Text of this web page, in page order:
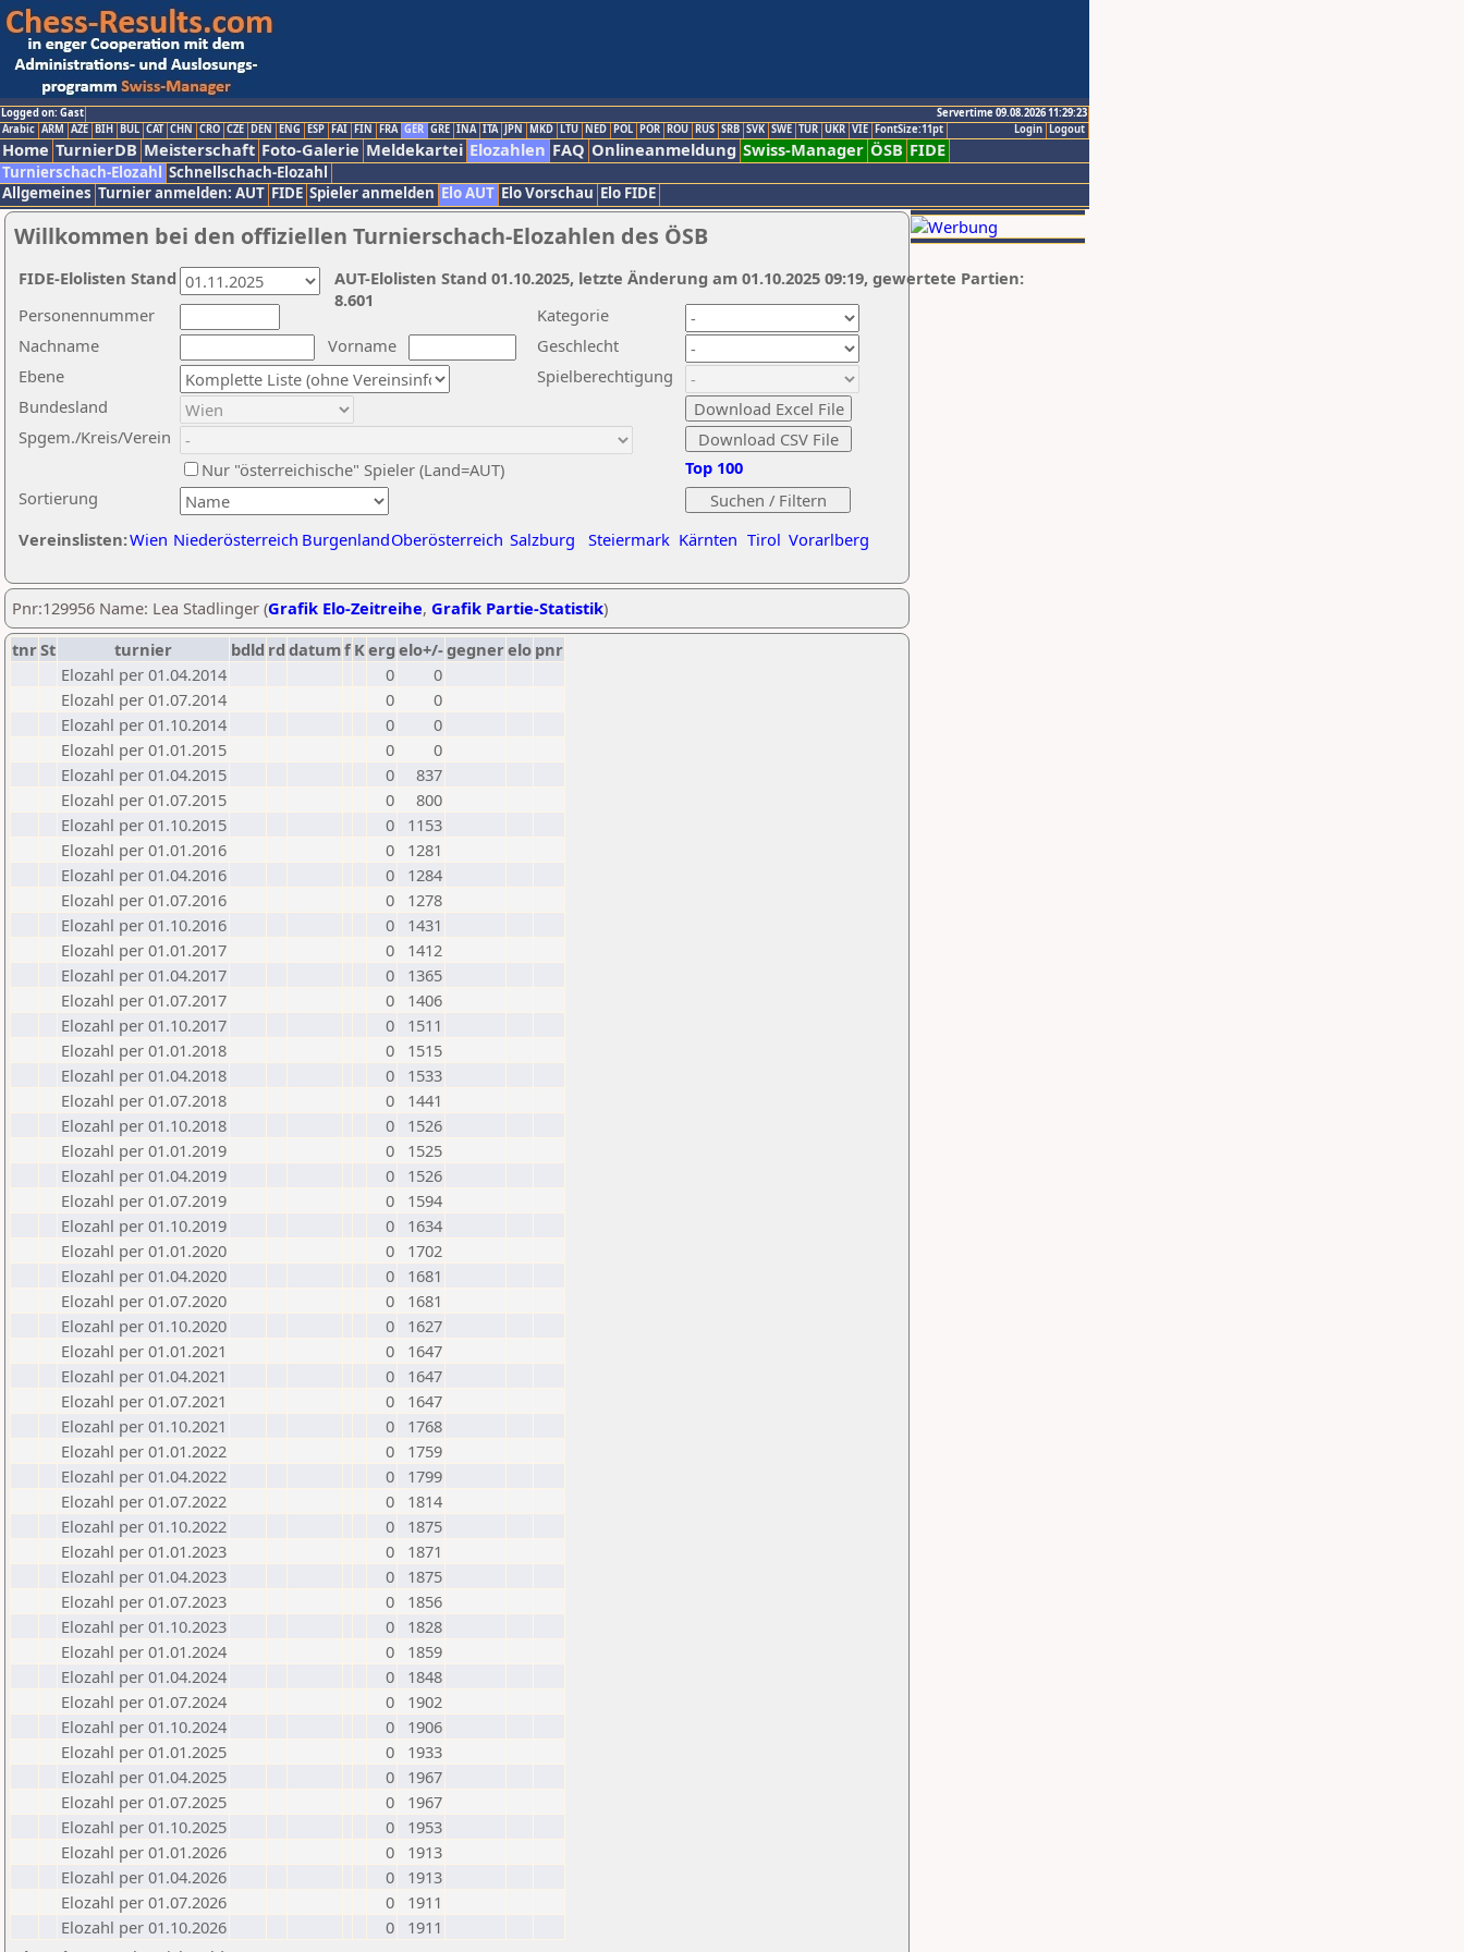
Logged on: Gast
Servertime 09.08.2026 11:29:23
Logout
Login
Arabic ARM AZE BIH BUL CAT CHN CRO CZE DEN ENG ESP FAI FIN FRA GER GRE INA ITA JPN MKD LTU NED POL POR ROU RUS SRB SVK SWE TUR UKR VIE FontSize:11pt
Home TurnierDB Meisterschaft Foto-Galerie Meldekartei Elozahlen FAQ Onlineanmeldung Swiss-Manager ÖSB FIDE
Turnierschach-Elozahl Schnellschach-Elozahl
Allgemeines Turnier anmelden: AUT FIDE Spieler anmelden Elo AUT Elo Vorschau Elo FIDE
Willkommen bei den offiziellen Turnierschach-Elozahlen des ÖSB
Nachname
Vorname
Ebene
Kategorie
Sortierung
Personennummer
Bundesland
Spgem./Kreis/Verein
Geschlecht
Nur "österreichische" Spieler (Land=AUT)
Spielberechtigung
Vereinslisten:Wien Niederösterreich BurgenlandOberösterreich Salzburg Steiermark Kärnten Tirol Vorarlberg
Top 100
AUT-Elolisten Stand 01.10.2025, letzte Änderung am 01.10.2025 09:19, gewertete Partien:
8.601
FIDE-Elolisten Stand
Pnr:129956 Name: Lea Stadlinger (Grafik Elo-Zeitreihe, Grafik Partie-Statistik)
tnrSt turnier bdld rd datumf Kerg elo+/-gegnerelo pnr
Elozahl per 01.04.2014
0
0
Elozahl per 01.07.2014
0
0
Elozahl per 01.10.2014
0
0
Elozahl per 01.01.2015
0
0
Elozahl per 01.04.2015
0
837
Elozahl per 01.07.2015
0
800
Elozahl per 01.10.2015
0
1153
Elozahl per 01.01.2016
0
1281
Elozahl per 01.04.2016
0
1284
Elozahl per 01.07.2016
0
1278
Elozahl per 01.10.2016
0
1431
Elozahl per 01.01.2017
0
1412
Elozahl per 01.04.2017
0
1365
Elozahl per 01.07.2017
0
1406
Elozahl per 01.10.2017
0
1511
Elozahl per 01.01.2018
0
1515
Elozahl per 01.04.2018
0
1533
Elozahl per 01.07.2018
0
1441
Elozahl per 01.10.2018
0
1526
Elozahl per 01.01.2019
0
1525
Elozahl per 01.04.2019
0
1526
Elozahl per 01.07.2019
0
1594
Elozahl per 01.10.2019
0
1634
Elozahl per 01.01.2020
0
1702
Elozahl per 01.04.2020
0
1681
Elozahl per 01.07.2020
0
1681
Elozahl per 01.10.2020
0
1627
Elozahl per 01.01.2021
0
1647
Elozahl per 01.04.2021
0
1647
Elozahl per 01.07.2021
0
1647
Elozahl per 01.10.2021
0
1768
Elozahl per 01.01.2022
0
1759
Elozahl per 01.04.2022
0
1799
Elozahl per 01.07.2022
0
1814
Elozahl per 01.10.2022
0
1875
Elozahl per 01.01.2023
0
1871
Elozahl per 01.04.2023
0
1875
Elozahl per 01.07.2023
0
1856
Elozahl per 01.10.2023
0
1828
Elozahl per 01.01.2024
0
1859
Elozahl per 01.04.2024
0
1848
Elozahl per 01.07.2024
0
1902
Elozahl per 01.10.2024
0
1906
Elozahl per 01.01.2025
0
1933
Elozahl per 01.04.2025
0
1967
Elozahl per 01.07.2025
0
1967
Elozahl per 01.10.2025
0
1953
Elozahl per 01.01.2026
0
1913
Elozahl per 01.04.2026
0
1913
Elozahl per 01.07.2026
0
1911
Elozahl per 01.10.2026
0
1911